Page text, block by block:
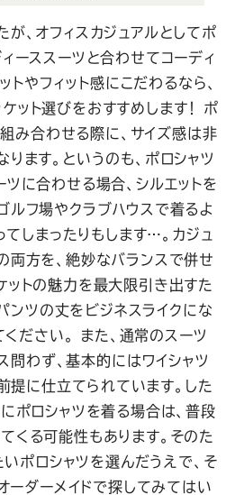
が、オフィスカジュアルとしてポ
ーススーツと合わせてコーディ
トやフィット感にこだわるなら、
ット選びをおすすめします！ ポ
組み合わせる際に、サイズ感は非
ます。というのも、ポロシャツ
に合わせる場合、シルエットを
ルフ場やクラブハウスで着るよ
てしまったりもします…。カジュ
両方を、絶妙なバランスで併せ
ットの魅力を最大限引き出すた
ンツの丈をビジネスライクにな
ださい。
また、通常のスーツ
問わず、基本的にはワイシャツ
提に仕立てられています。した
ポロシャツを着る場合は、普段
くる可能性もあります。そのた
ポロシャツを選んだうえで、そ
ーダーメイドで探してみてはい